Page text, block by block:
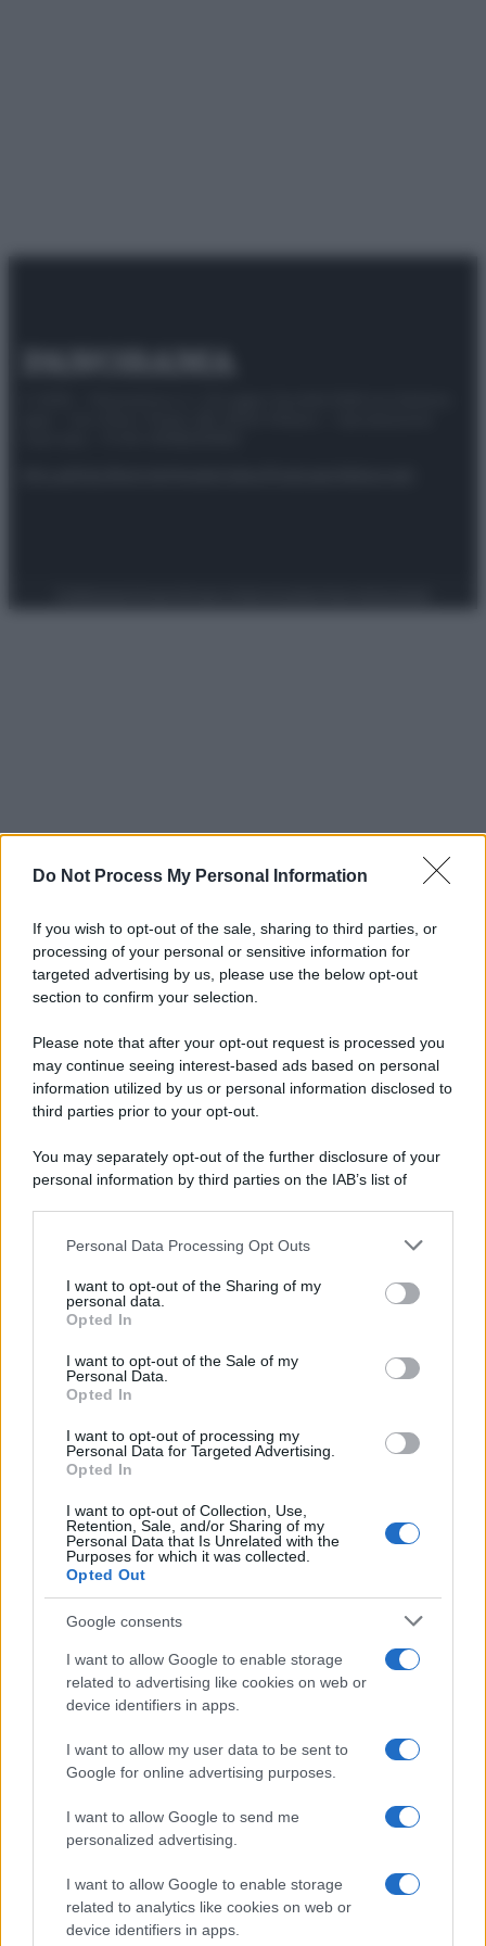
Do Not Process My Personal Information
If you wish to opt-out of the sale, sharing to third parties, or
processing of your personal or sensitive information for
targeted advertising by us, please use the below opt-out
section to confirm your selection.
Please note that after your opt-out request is processed you
may continue seeing interest-based ads based on personal
information utilized by us or personal information disclosed to
third parties prior to your opt-out.
You may separately opt-out of the further disclosure of your
personal information by third parties on the IAB’s list of
This information may also be disclosed by us to third parties
disclose it to other third parties.
Please note that this website/app uses one or more Google
services and may gather and store information including but
not limited to your visit or usage behaviour. You may click to
grant or deny consent to Google and its third-party tags to
consent section.
Personal Data Processing Opt Outs
I want to opt-out of the Sharing of my
personal data.
Opted In
I want to opt-out of the Sale of my
Personal Data.
Opted In
I want to opt-out of processing my
Personal Data for Targeted Advertising.
Opted In
I want to opt-out of Collection, Use,
Retention, Sale, and/or Sharing of my
Personal Data that Is Unrelated with the
Purposes for which it was collected.
Opted Out
Google consents
I want to allow Google to enable storage
related to advertising like cookies on web or
device identifiers in apps.
I want to allow my user data to be sent to
Google for online advertising purposes.
I want to allow Google to send me
personalized advertising.
I want to allow Google to enable storage
related to analytics like cookies on web or
device identifiers in apps.